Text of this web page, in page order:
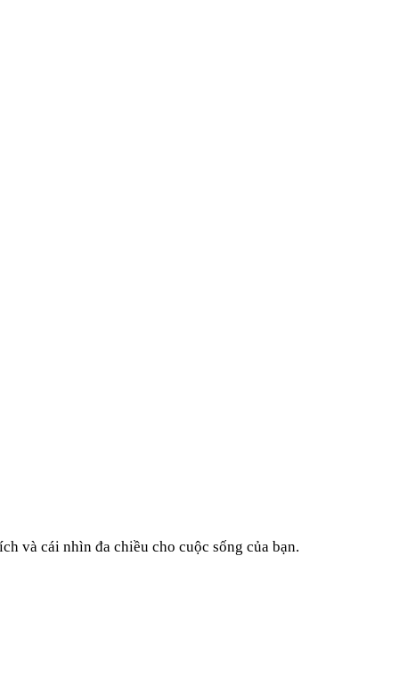
và cái nhìn đa chiều cho cuộc sống của bạn.